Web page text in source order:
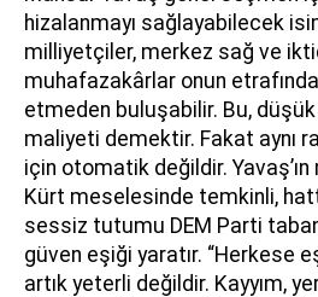
hizalanmayı sağlayabilecek
milliyetçiler, merkez sağ ve
muhafazakârlar onun
etmeden buluşabilir. Bu,
maliyeti demektir. Fakat aynı
için otomatik değildir.
Kürt meselesinde temkinli,
sessiz tutumu DEM Parti
güven eşiği yaratır. “Herkese
artık yeterli değildir. Kayyım,